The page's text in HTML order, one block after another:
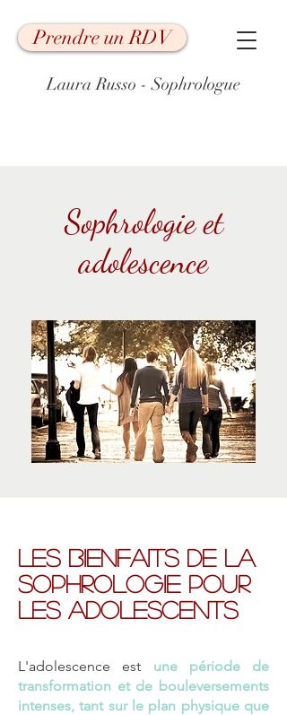
Laura Russo - Sophrologue
Prendre un RDV
Sophrologie et
adolescence
Les bienfaits de la
Sophrologie pour
les Adolescents
L'adolescence est une période de
transformation et de bouleversements
intenses, tant sur le plan physique que